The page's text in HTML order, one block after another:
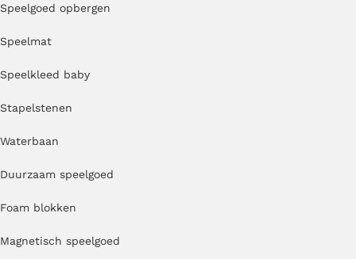
Speelgoed opbergen
Speelmat
Speelkleed baby
Stapelstenen
Waterbaan
Duurzaam speelgoed
Foam blokken
Magnetisch speelgoed